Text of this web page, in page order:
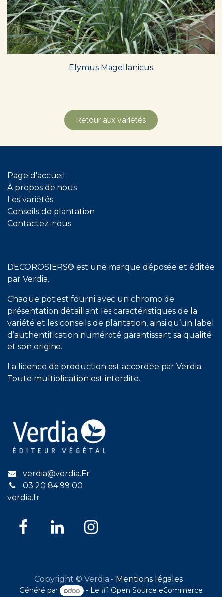
Elymus Magellanicus
Retour aux variétés
Page d'accueil
À propos de nous
Les variétés
Conseils de plantation
Contactez-nous
DECOROSIERS® est une marque déposée et éditée
par Verdia.
Chaque pot est fourni avec un chromo de
présentation détaillant les caractéristiques de la
variété et les conseils de plantation, ainsi qu’un label
d’authentification numéroté garantissant sa qualité
et son origine.
La licence de production est accordée par Verdia.
Toute multiplication est interdite.
verdia@verdia.Fr
03 20 84 99 00
verdia.fr
Copyright © Verdia - Mentions légales
Généré par - Le #1 Open Source eCommerce